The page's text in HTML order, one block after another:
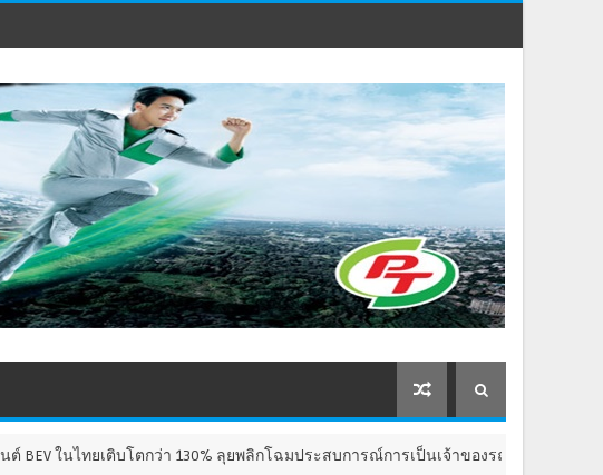
ยเติบโตกว่า 130% ลุยพลิกโฉมประสบการณ์การเป็นเจ้าของรถยนต์ที่ยืดหยุ่นขึ้นด้วย FLEX